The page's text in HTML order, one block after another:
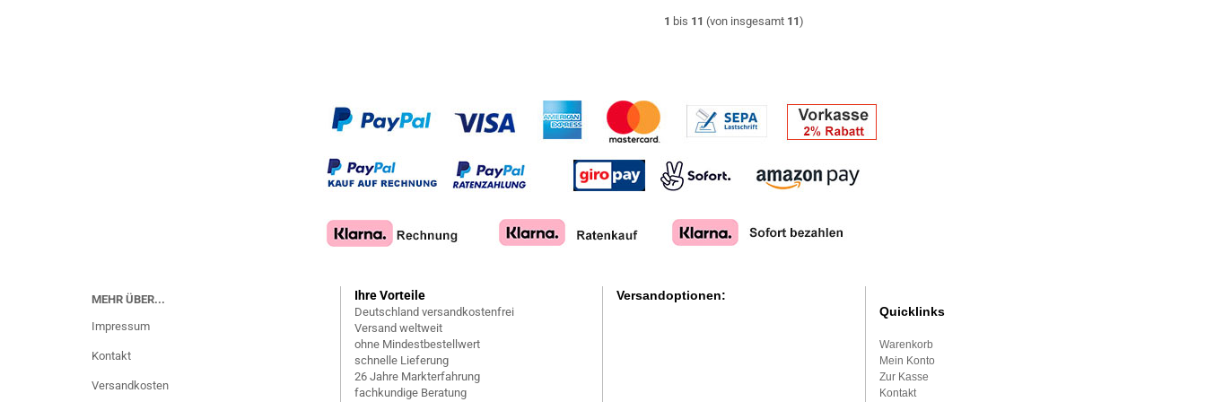
1 bis 11 (von insgesamt 11)
MEHR ÜBER...
Impressum
Kontakt
Versandkosten
Ihre Vorteile
Deutschland versandkostenfrei
Versand weltweit
ohne Mindestbestellwert
schnelle Lieferung
26 Jahre Markterfahrung
fachkundige Beratung
Versandoptionen:
Quicklinks
Warenkorb
Mein Konto
Zur Kasse
Kontakt